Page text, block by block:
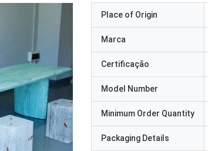
Place of Origin
Marca
Certificação
Model Number
Minimum Order Quantity
Packaging Details